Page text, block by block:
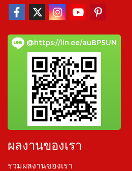
@https://lin.ee/auBP5UN
ผลงานของเรา
รวมผลงานของเรา